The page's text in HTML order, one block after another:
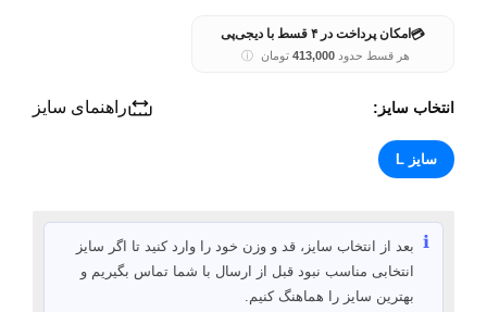
💳 امکان پرداخت در ۴ قسط با دیجی‌پی
هر قسط حدود413,000 تومان ⓘ
انتخاب سایز: راهنمای سایز
سایز L
ℹ️ بعد از انتخاب سایز، قد و وزن خود را وارد کنید تا اگر سایز
انتخابی مناسب نبود قبل از ارسال با شما تماس بگیریم و
بهترین سایز را هماهنگ کنیم.